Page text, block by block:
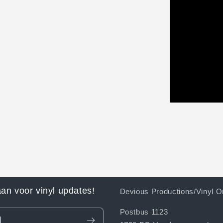
voor vinyl updates! Devious Productions/Vinyl
Postbus 1123